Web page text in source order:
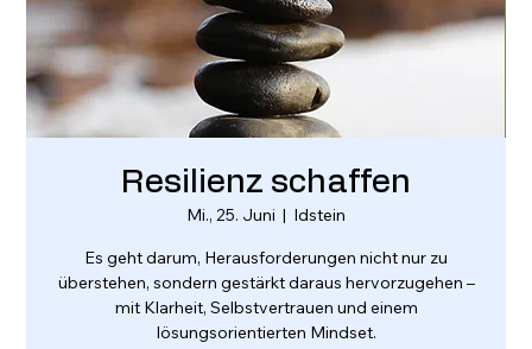
Resilienz schaffen
Mi., 25. Juni
  |
Idstein
Es geht darum, Herausforderungen nicht nur zu
überstehen, sondern gestärkt daraus hervorzugehen –
mit Klarheit, Selbstvertrauen und einem
lösungsorientierten Mindset.